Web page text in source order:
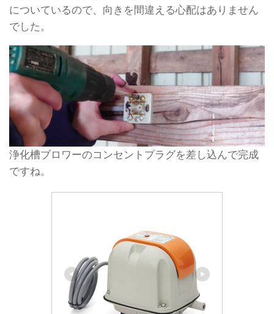
についているので、向きを間違える心配はありません
でした。
浄化槽ブロワーのコンセントプラグを差し込んで完成
ですね。